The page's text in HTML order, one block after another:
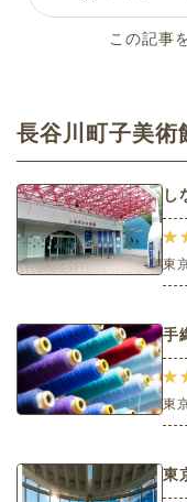
この記事
長谷川町子美術
し
東
手
東
東